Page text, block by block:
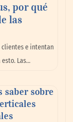
menos
notario
la
Guía
por qué
las
clientes e intentan
Las…
saber sobre